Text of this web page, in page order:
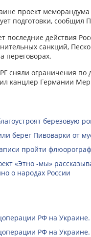
проект
подготовки, сообщил
последние действия
санкций,
переговорах.
сняли ограничения по
канцлер Германии
березовую
берег Пивоварки от
пройти
«Этно -мы»
о народах России
РФ на Украине.
РФ на Украине.